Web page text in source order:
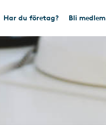
Har du företag? Bli medlem